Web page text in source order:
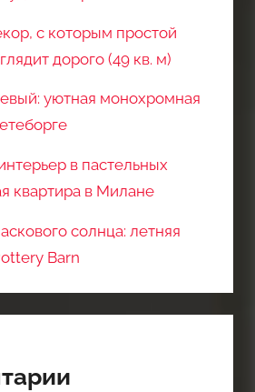
с которым простой
дорого (49 кв. м)
уютная монохромная
в пастельных
квартира в Милане
солнца: летняя
Barn